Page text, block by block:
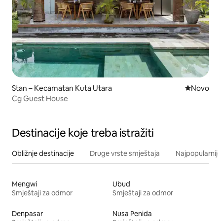
Stan – Kecamatan Kuta Utara Novi
Novo
Cg Guest House
Destinacije koje treba istražiti
Obližnje destinacije Druge vrste smještaja
Mengwi
Smještaji za odmor
Ubud
Smještaji za odmor
Denpasar
Nusa Penida